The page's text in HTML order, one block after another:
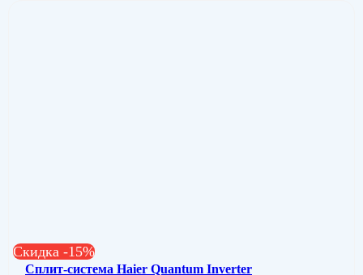
Скидка -15%
Сплит-система Haier Quantum Inverter